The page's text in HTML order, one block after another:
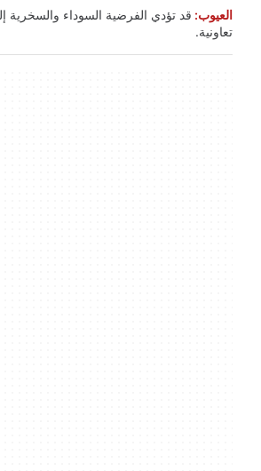
العيوب: قد تؤدي الفرضية السوداء
تعاونية.